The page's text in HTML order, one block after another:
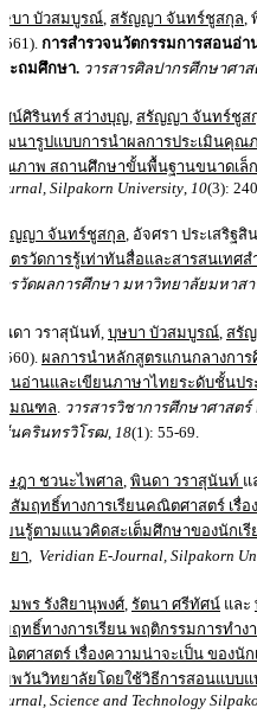
บา บัวสมบูรณ์, สรัญญา จันทร์ชูสกุล,
การสำรวจนวัตกรรมการสอนอ่
ะถมศึกษา. วารสารศิลปากรศึกษาศา
น์ศิรินทร์ สว่างบุญ, สรัญญา จันทร์ชูส
นารูปแบบการนำผลการประเมินคุณ
ภาพ สถานศึกษาขั้นพื้นฐานขนาดเล็ก
Silpakorn University, 10(3):
ญญา จันทร์ชูสกุล, อัจศรา ประเสริฐ
ตรวัดการรู้เท่าทันสื่อและสารสนเทศ
รวัดผลการศึกษา มหาวิทยาลัยมหาส
ดา วราสุนันท์, บุษบา บัวสมบูรณ์, สรั
ผลการนำหลักสูตรแกนกลางกา
นอ่านและเขียนภาษาไทยระดับชั้นปร
มณฑล. วารสารวิชาการศึกษาศาสต
นครินทรวิโรฒ, 18(1): 55-69.
ษฎา ชวนะไพศาล, พินดา วราสุนันท์ แ
สัมฤทธิ์ทางการเรียนคณิตศาสตร์ เรื่
ยนรู้ตามแนวคิดสะเต็มศึกษาของนักเ
ยา, Veridian E-Journal, Silpakorn
มพร รังสิยานุพงศ์, รัตนา ศรีทัศน์ และ
ฤทธิ์ทางการเรียน พฤติกรรมการทำง
ตศาสตร์ เรื่องความน่าจะเป็น ของนั
พวันวิทยาลัยโดยใช้วิธีการสอนแบบแ
Science and Technology